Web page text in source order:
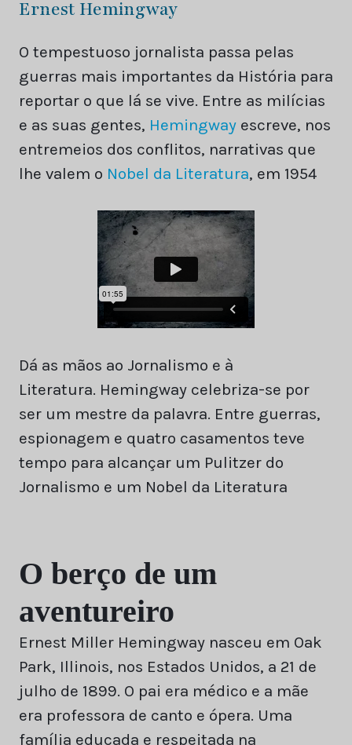
Ernest Hemingway
O tempestuoso jornalista passa pelas
guerras mais importantes da História para
reportar o que lá se vive. Entre as milícias
e as suas gentes, Hemingway escreve, nos
entremeios dos conflitos, narrativas que
lhe valem o Nobel da Literatura, em 1954
Dá as mãos ao Jornalismo e à
Literatura. Hemingway celebriza-se por
ser um mestre da palavra. Entre guerras,
espionagem e quatro casamentos teve
tempo para alcançar um Pulitzer do
Jornalismo e um Nobel da Literatura
O berço de um
aventureiro
Ernest Miller Hemingway nasceu em Oak
Park, Illinois, nos Estados Unidos, a 21 de
julho de 1899. O pai era médico e a mãe
era professora de canto e ópera. Uma
família educada e respeitada na